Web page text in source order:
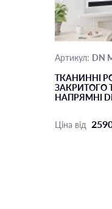
Артикул: DN
ТКАНИННІ
ЗАКРИТОГО
НАПРЯМНІ
Ціна від